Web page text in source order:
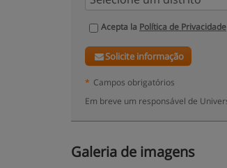
Acepta la Política de Privacidade
Solicite informação
* Campos obrigatórios
Em breve um responsável de
Galeria de imagens